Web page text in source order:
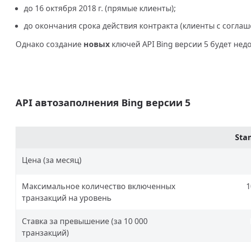
до 16 октября 2018 г. (прямые клиенты);
до окончания срока действия контракта (клиенты с
Однако создание новых ключей API Bing версии 5 будет
API автозаполнения Bing версии 5
Цена (за месяц)
Максимальное количество включенных
транзакций на уровень
Ставка за превышение (за 10 000
транзакций)